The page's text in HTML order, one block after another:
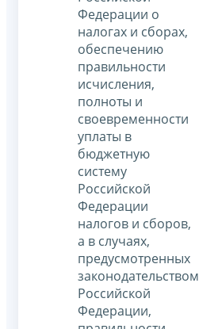
Федерации о
налогах и сборах,
обеспечению
правильности
исчисления,
полноты и
своевременности
уплаты в
бюджетную
систему
Российской
Федерации
налогов и сборов,
а в случаях,
предусмотренных
законодательством
Российской
Федерации,